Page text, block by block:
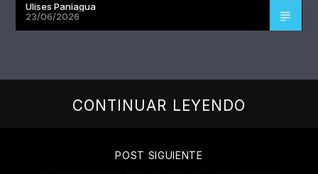
Ulises Paniagua
23/06/2026
CONTINUAR LEYENDO
POST SIGUIENTE